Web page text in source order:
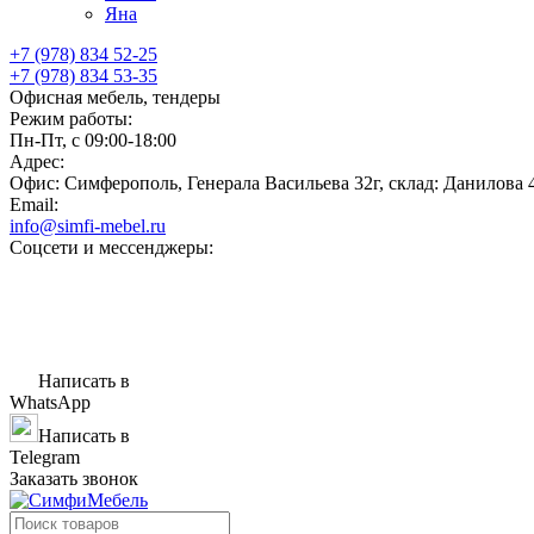
Яна
+7 (978) 834 52-25
+7 (978) 834 53-35
Офисная мебель, тендеры
Режим работы:
Пн-Пт, с 09:00-18:00
Адрес:
Офис: Симферополь, Генерала Васильева 32г, склад: Данилова
Email:
info@simfi-mebel.ru
Соцсети и мессенджеры:
Написать в
WhatsApp
Написать в
Telegram
Заказать звонок